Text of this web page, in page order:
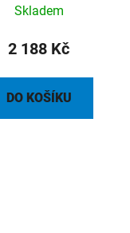
Skladem
2 188 Kč
DO KOŠÍKU